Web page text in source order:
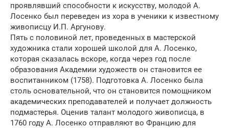
проявлявший способности к искусству, молодой А.
Лосенко был переведен из хора в ученики к известному
живописцу И.П. Аргунову.
Пять с половиной лет, проведенных в мастерской
художника стали хорошей школой для А. Лосенко,
которая сказалась вскоре, когда через год после
образования Академии художеств он становится ее
воспитанником (1758). Подготовка А. Лосенко была
столь основательной, что он становится помощником
академических преподавателей и получает должность
подмастерья. Оценив талант молодого живописца, в
1760 году А. Лосенко отправляют во Францию для